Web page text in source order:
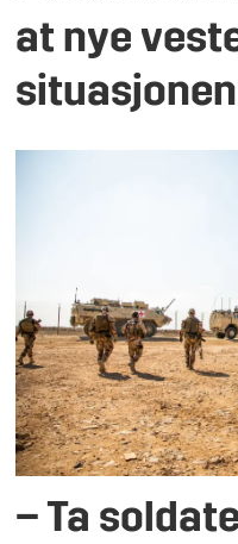
at nye
situasjonen
– Ta